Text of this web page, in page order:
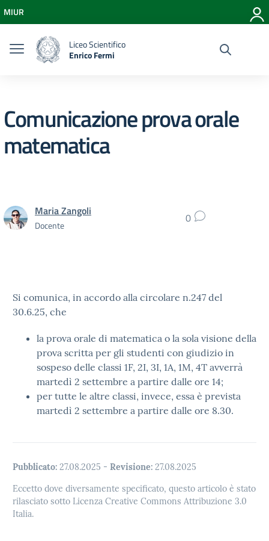
Vai al menu di navigazione
Vai al footer
MIUR
Liceo Scientifico
Enrico Fermi
Comunicazione prova orale
matematica
Maria Zangoli
Docente 0
Si comunica, in accordo alla circolare n.247 del
30.6.25, che
la prova orale di matematica o la sola visione della
prova scritta per gli studenti con giudizio in
sospeso delle classi 1F, 2I, 3I, 1A, 1M, 4T avverrà
martedì 2 settembre a partire dalle ore 14;
per tutte le altre classi, invece, essa è prevista
martedì 2 settembre a partire dalle ore 8.30.
Pubblicato: 27.08.2025 - Revisione: 27.08.2025
Eccetto dove diversamente specificato, questo articolo è stato
rilasciato sotto Licenza Creative Commons Attribuzione 3.0
Italia.